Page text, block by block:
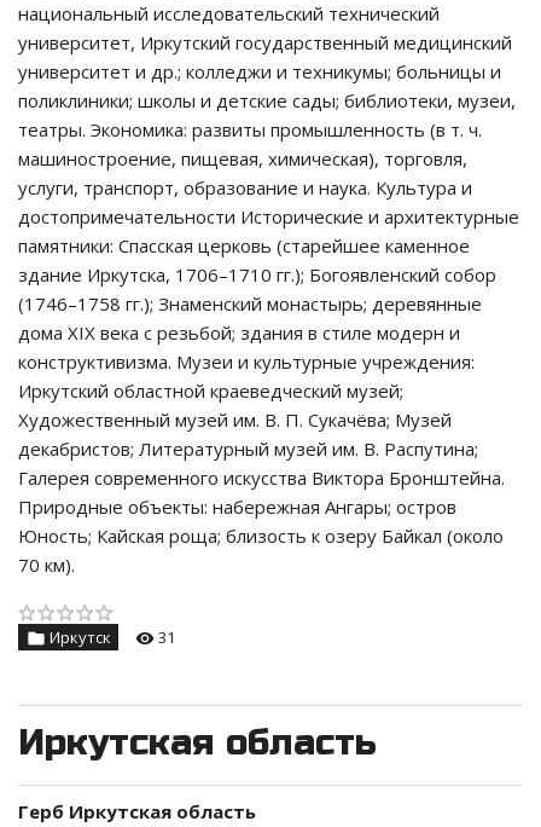
национальный исследовательский технический
университет, Иркутский государственный медицинский
университет и др.; колледжи и техникумы; больницы и
поликлиники; школы и детские сады; библиотеки, музеи,
театры. Экономика: развиты промышленность (в т. ч.
машиностроение, пищевая, химическая), торговля,
услуги, транспорт, образование и наука. Культура и
достопримечательности Исторические и архитектурные
памятники: Спасская церковь (старейшее каменное
здание Иркутска, 1706–1710 гг.); Богоявленский собор
(1746–1758 гг.); Знаменский монастырь; деревянные
дома XIX века с резьбой; здания в стиле модерн и
конструктивизма. Музеи и культурные учреждения:
Иркутский областной краеведческий музей;
Художественный музей им. В. П. Сукачёва; Музей
декабристов; Литературный музей им. В. Распутина;
Галерея современного искусства Виктора Бронштейна.
Природные объекты: набережная Ангары; остров
Юность; Кайская роща; близость к озеру Байкал (около
70 км).
Иркутск 31
Иркутская область
Герб Иркутская область